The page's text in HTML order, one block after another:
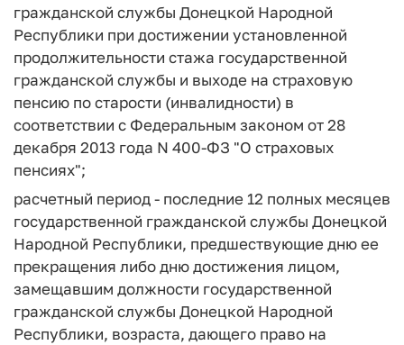
гражданской службы Донецкой Народной
Республики при достижении установленной
продолжительности стажа государственной
гражданской службы и выходе на страховую
пенсию по старости (инвалидности) в
соответствии с Федеральным законом от 28
декабря 2013 года N 400-ФЗ "О страховых
пенсиях";
расчетный период- последние 12 полных месяцев
государственной гражданской службы Донецкой
Народной Республики, предшествующие дню ее
прекращения либо дню достижения лицом,
замещавшим должности государственной
гражданской службы Донецкой Народной
Республики, возраста, дающего право на